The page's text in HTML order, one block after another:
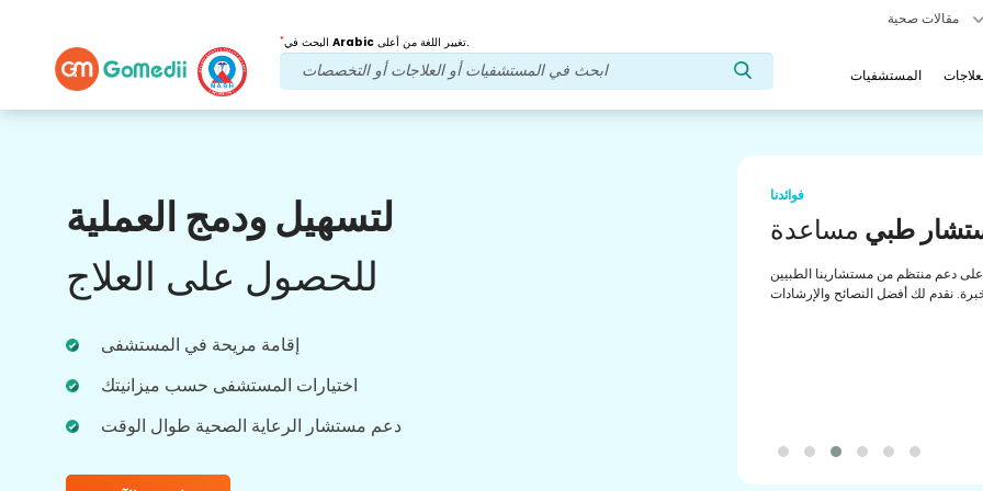
* Arabic تغيير اللغة من أعلى.
المستشفيات
لتسهيل ودمج العملية
للحصول على العلاج
إقامة مريحة في المستشفى
اختيارات المستشفى حسب ميزانيتك
دعم مستشار الرعاية الصحية طوال الوقت
بعد العلاجمتابعة الرعاية
احصل على دعم طبي ودعم للمرضى على مدار
الساعة طوال أيام الأسبوع مع فريقنا الذي يعالج
فوائدنا
طبي مساعدة
دعم منتظم من مستشارينا الطبيين